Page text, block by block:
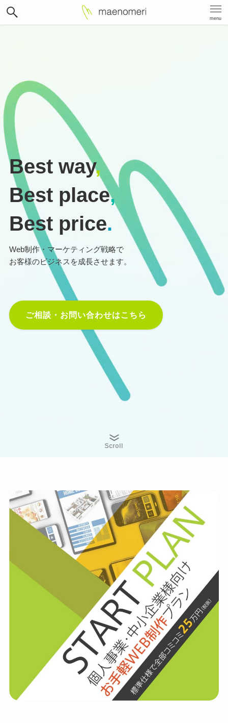
menu
Best way,
Best place,
Best price.
Web制作・マーケティング戦略で
お客様のビジネスを成長させます。
ご相談・お問い合わせはこちら
Scroll